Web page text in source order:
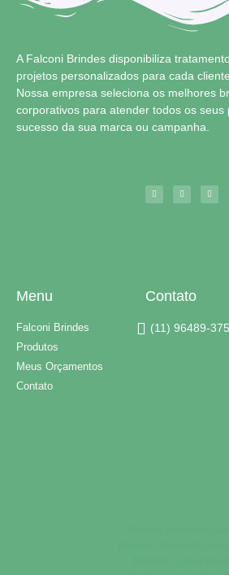
A Falconi Brindes disponibiliza
projetos personalizados para cada cliente.
Nossa empresa seleciona os melhores
corporativos para atender todos os seus
sucesso da sua marca ou campanha.
Menu
Falconi Brindes
Produtos
Meus Orçamentos
Contato
Contato
(11) 96489-